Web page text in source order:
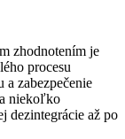
zhodnotením je
procesu
a zabezpečenie
niekoľko
dezintegrácie až po